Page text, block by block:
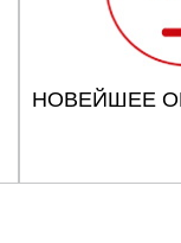
НОВЕЙШЕЕ